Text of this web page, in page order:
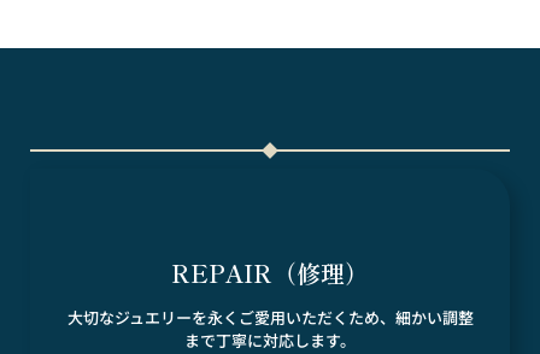
REPAIR（修理）
大切なジュエリーを永くご愛用いただくため、細かい調整
まで丁寧に対応します。